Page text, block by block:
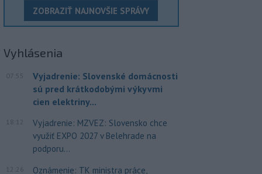
ZOBRAZIŤ NAJNOVŠIE SPRÁVY
Vyhlásenia
07:55
Vyjadrenie: Slovenské domácnosti
sú pred krátkodobými výkyvmi
cien elektriny...
18:12
Vyjadrenie: MZVEZ: Slovensko chce
využiť EXPO 2027 v Belehrade na
podporu...
12:26 Oznámenie: TK ministra práce,